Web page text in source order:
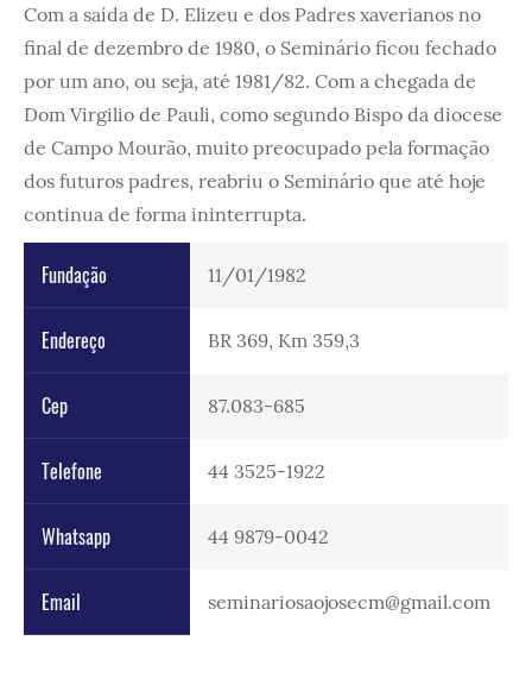
Com a saída de D. Elizeu e dos Padres xaverianos no
final de dezembro de 1980, o Seminário ficou fechado
por um ano, ou seja, até 1981/82. Com a chegada de
Dom Virgilio de Pauli, como segundo Bispo da diocese
de Campo Mourão, muito preocupado pela formação
dos futuros padres, reabriu o Seminário que até hoje
continua de forma ininterrupta.
Fundação 11/01/1982
Endereço BR 369, Km 359,3
Cep 87.083-685
Telefone 44 3525-1922
Whatsapp 44 9879-0042
Email seminariosaojosecm@gmail.com